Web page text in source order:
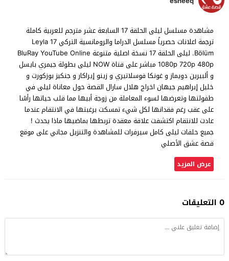
مشاهدة مسلسل ليلى الحلقة 17 السابعة عشر مترجم للعربية كاملة
ترجمة اعلانات حصرياً مسلسل الدراما والرومانسية التركي Leyla 17
.Bölüm ليلى الحلقة 17 نسخة اصلية متنوعة BluRay YouTube Online
1080p 720p 480p مباشر على قناة NOW ليلى بطولة جيمري بايسل
و ألبيرين دويماز و غونكا فوسلاتيري و زينو إيراكار و جنكيز بوزكورت و
خليل إبراهيم جيهان اخراج هلال سارال القصة حول معاناة ليلى في
طفولتها وتعرضها لسوء المعاملة من زوجة أبيها مما قلب حياتها رأسًا
على عقب رغم فقدانها لكل شيء تمسكت برغبتها في الانتقام عندما
عادت للانتقام اكتشفت علاقة معقدة تربطها بماضيها ماذا يحدث !
جميع حلقات ليلى كامل سيرفرات للمشاهدة والتنزيل مجاني على موقع
قصة عشق الأصلي
عرض المزيد
0 التعليقات